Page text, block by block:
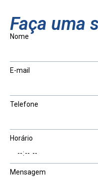
Faça uma
Nome
E-mail
Telefone
Horário
Mensagem